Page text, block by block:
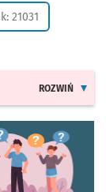
21031
ROZWIŃ